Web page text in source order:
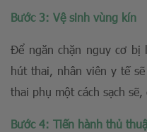
Bước 3: Vệ sinh vùng kín
Để ngăn chặn nguy cơ bị
hút thai, nhân viên y tế
thai phụ một cách sạch sẽ,
Bước 4: Tiến hành thủ